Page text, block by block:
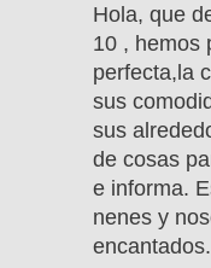
Hola, que
10 , hemos
perfecta,la
sus
sus
de cosas
e informa.
nenes y
encantados.